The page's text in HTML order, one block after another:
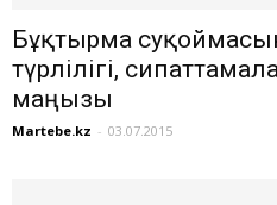
Бұқтырма
түрлілігі,
маңызы
Martebe.kz - 03.07.2015